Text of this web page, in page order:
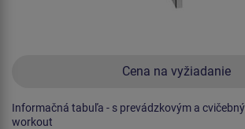
Cena na vyžiadanie
Informačná tabuľa - s prevádzkovým a
workout